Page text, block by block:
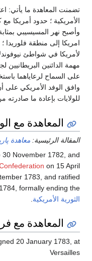
تضمنت المعاهدة ما يأتي:
الأمريكية ؛ حدود أمريكا
وأصبح نهر المسيسيبي
امريكا إلى منطقة فلوريدا
لأمريكا في شواطئ
مهمة الدائنين
على السماح لرعاياهما
وافق الوفد الأمريكي
للولايات بإعادة ما صادرته
المعاهدة مع
المقالة الرئيسية: معاهدة
November 1782, and
on 15 April
1783, and ratified
formally ending the
الثورية الأمريكية
المعاهدة مع
20 January 1783, at
Versailles